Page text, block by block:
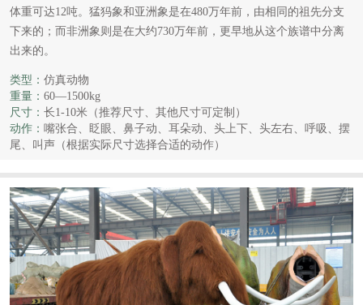
体重可达12吨。猛犸象和亚洲象是在480万年前，由相同的祖先分支
下来的；而非洲象则是在大约730万年前，更早地从这个族谱中分离
出来的。
类型： 仿真动物
重量： 60—1500kg
尺寸： 长1-10米（推荐尺寸、其他尺寸可定制）
动作： 嘴张合、眨眼、鼻子动、耳朵动、头上下、头左右、呼吸、摆
尾、叫声（根据实际尺寸选择合适的动作）